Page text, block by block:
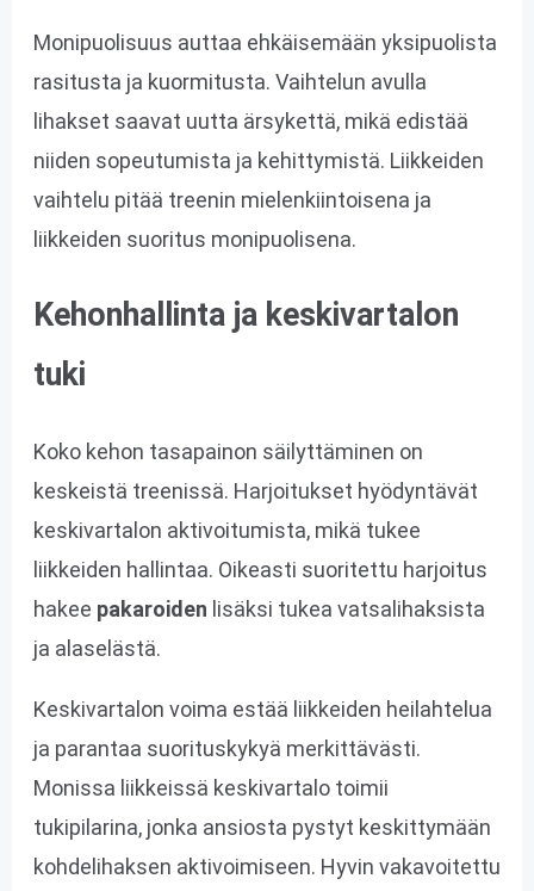
Monipuolisuus auttaa ehkäisemään yksipuolista
rasitusta ja kuormitusta. Vaihtelun avulla
lihakset saavat uutta ärsykettä, mikä edistää
niiden sopeutumista ja kehittymistä. Liikkeiden
vaihtelu pitää treenin mielenkiintoisena ja
liikkeiden suoritus monipuolisena.
Kehonhallinta ja keskivartalon
tuki
Koko kehon tasapainon säilyttäminen on
keskeistä treenissä. Harjoitukset hyödyntävät
keskivartalon aktivoitumista, mikä tukee
liikkeiden hallintaa. Oikeasti suoritettu harjoitus
hakee pakaroiden lisäksi tukea vatsalihaksista
ja alaselästä.
Keskivartalon voima estää liikkeiden heilahtelua
ja parantaa suorituskykyä merkittävästi.
Monissa liikkeissä keskivartalo toimii
tukipilarina, jonka ansiosta pystyt keskittymään
kohdelihaksen aktivoimiseen. Hyvin vakavoitettu